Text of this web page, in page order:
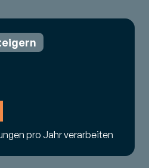
pro Jahr verarbeiten